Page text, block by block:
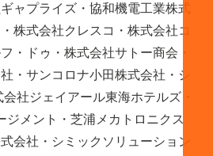
ャプライズ・協和機電工業株式
株式会社クレスコ・株式会社コ
・ドゥ・株式会社サトー商会・
・サンコロナ小田株式会社・シ
社ジェイアール東海ホテルズ・
ジメント・芝浦メカトロニクス
会社・シミックソリューション